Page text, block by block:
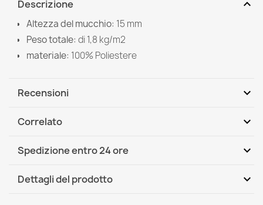
Descrizione expand_more
Altezza del mucchio: 15 mm
Peso totale: di1,8 kg/m2
materiale: 100% Poliestere
Recensioni expand_more
Correlato expand_more
Spedizione entro 24 ore expand_more
DHL / GLS International
Dettagli del prodotto expand_more